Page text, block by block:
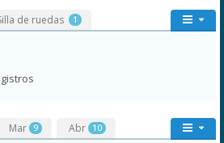
de ruedas 1
Mar 9 Abr 10